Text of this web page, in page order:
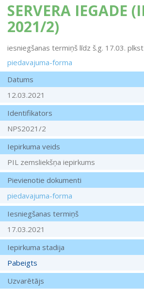
SERVERA IEGADE
2021/2)
iesniegšanas termiņš līdz š.g. 17.03.
piedavajuma-forma
Datums
12.03.2021
Identifikators
NPS2021/2
Iepirkuma veids
PIL zemsliekšņa iepirkums
Pievienotie dokumenti
piedavajuma-forma
Iesniegšanas termiņš
17.03.2021
Iepirkuma stadija
Pabeigts
Uzvarētājs